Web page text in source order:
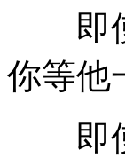
即使
你等他
即使